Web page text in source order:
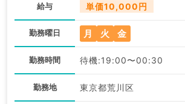
給与 単価10,000円
勤務曜日 月 火 金
勤務時間 待機:19:00〜00:30
勤務地 東京都荒川区